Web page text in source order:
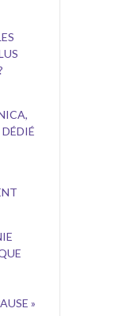
»